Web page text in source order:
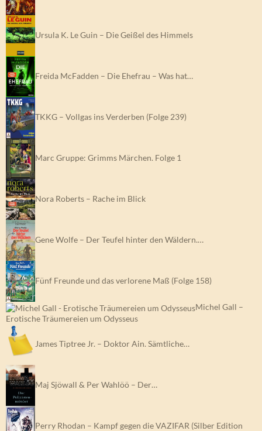
Ursula K. Le Guin – Die Geißel des Himmels
Freida McFadden – Die Ehefrau – Was hat…
TKKG – Vollgas ins Verderben (Folge 239)
Marc Gruppe: Grimms Märchen. Folge 1
Nora Roberts – Rache im Blick
Gene Wolfe – Der Teufel hinter den Wäldern.…
Fünf Freunde und das verlorene Maß (Folge 158)
Michel Gall –
Erotische Träumereien um Odysseus
James Tiptree Jr. – Doktor Ain. Sämtliche…
Maj Sjöwall & Per Wahlöö – Der…
Perry Rhodan – Kampf gegen die VAZIFAR (Silber Edition